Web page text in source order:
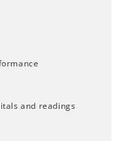
and readings